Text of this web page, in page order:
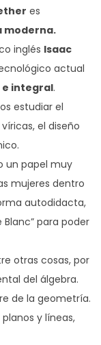
es
moderna.
inglés Isaac
actual
integral.
estudiar el
el diseño
un papel muy
mujeres dentro
autodidacta,
Blanc” para poder
otras cosas, por
del álgebra.
de la geometría.
y líneas,